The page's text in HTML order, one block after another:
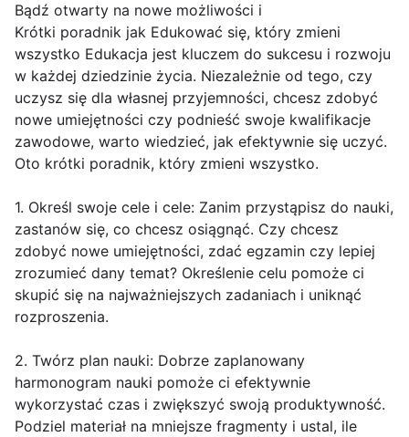
Bądź otwarty na nowe możliwości i
Krótki poradnik jak Edukować się, który zmieni
wszystko Edukacja jest kluczem do sukcesu i rozwoju
w każdej dziedzinie życia. Niezależnie od tego, czy
uczysz się dla własnej przyjemności, chcesz zdobyć
nowe umiejętności czy podnieść swoje kwalifikacje
zawodowe, warto wiedzieć, jak efektywnie się uczyć.
Oto krótki poradnik, który zmieni wszystko.
1. Określ swoje cele i cele: Zanim przystąpisz do nauki,
zastanów się, co chcesz osiągnąć. Czy chcesz
zdobyć nowe umiejętności, zdać egzamin czy lepiej
zrozumieć dany temat? Określenie celu pomoże ci
skupić się na najważniejszych zadaniach i uniknąć
rozproszenia.
2. Twórz plan nauki: Dobrze zaplanowany
harmonogram nauki pomoże ci efektywnie
wykorzystać czas i zwiększyć swoją produktywność.
Podziel materiał na mniejsze fragmenty i ustal, ile